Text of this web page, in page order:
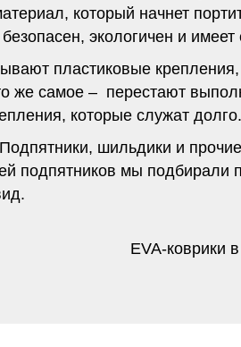
который начнет
экологичен и
пластиковые
же самое – перестают
которые служат
Подпятники, шильдики и
подпятников мы подбирали